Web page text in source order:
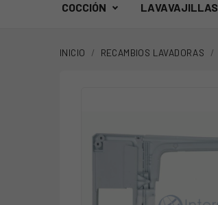
COCCIÓN LAVAVAJILLAS
INICIO RECAMBIOS LAVADORAS